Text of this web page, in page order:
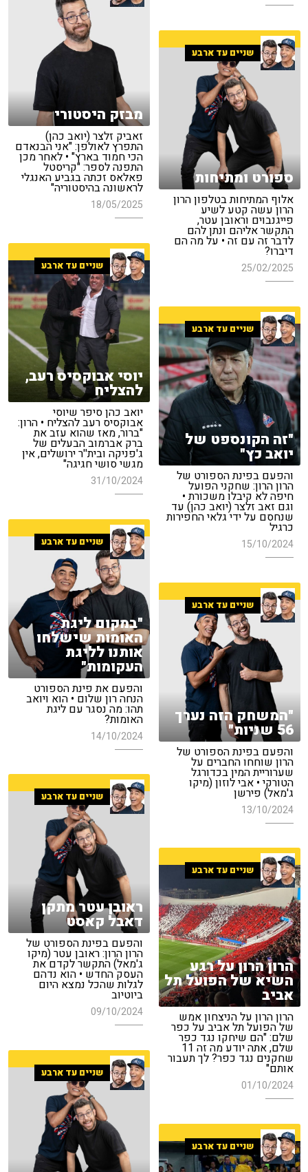
מבזק היסטורי
זאביק זלצר (יואב כהן)
התפרץ לאולפן: "אני הבנאדם
הכי חמוד בארץ" • לאחר מכן
התפנה לספר: "קריסטל
פאלאס זכתה בגביע האנגלי
לראשונה בהיסטוריה"
18/05/2025
שניים עד ארבע
ספורט ומתיחות
אלוף המתיחות בטלפון הרון
הרון עשה קטע לשיע
פייגנבוים וראובן עטר,
התקשר אליהם ונתן להם
לדבר זה עם זה • על מה הם
דיברו?
25/02/2025 שניים עד ארבע
יוסי אבוקסיס רעב,
להצליח
יואב כהן סיפר שיוסי
אבוקסיס רעב להצליח • הרון:
"ברור, מאז שהוא עזב את
ברק אברמוב הבעלים של
ג'פניקה ובית''ר ירושלים, אין
מגשי סושי חגיגה"
31/10/2024
שניים עד ארבע
"זה הקונספט של
יואב כץ"
והפעם בפינת הספורט של
הרון הרון: שחקני הפועל
חיפה לא קיבלו משכורת •
וגם זאב זלצר (יואב כהן) עד
שנחסם על ידי גלאי החפירות
כרגיל
15/10/2024 שניים עד ארבע
"במקום ליגת
האומות שישלחו
אותנו לליגת
העקומות"
והפעם את פינת הספורט
הנחה רון שלום • הוא ויואב
תהו: מה נסגר עם ליגת
האומות?
14/10/2024
שניים עד ארבע
"המשחק הזה נערך
56 שניות"
והפעם בפינת הספורט של
הרון שוחחו החברים על
שערוריית המין בכדורגל
הטורקי • אבי לוזון (מיקו
ג'מאל) פירשן
13/10/2024
שניים עד ארבע
ראובן עטר מתקן
דאבל קאסט
והפעם בפינת הספורט של
הרון הרון: ראובן עטר (מיקו
ג'מאל) התקשר לקדם את
העסק החדש • הוא נדהם
לגלות שהכל נמצא היום
ביוטיוב
09/10/2024
שניים עד ארבע
הרון הרון על רגע
השיא של הפועל תל
אביב
הרון הרון על הניצחון אמש
של הפועל תל אביב על כפר
שלם: "הם שיחקו נגד כפר
שלם, אתה יודע מה זה 11
שחקנים נגד כפר? לך תעבור
אותם"
01/10/2024
שניים עד ארבע
שניים עד ארבע